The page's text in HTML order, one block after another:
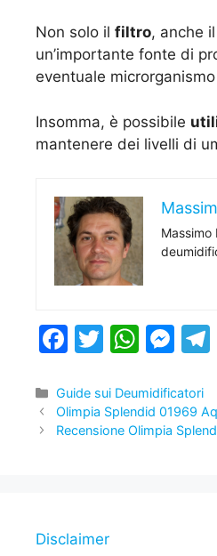
Non solo il filtro, anche il
un’importante fonte di
eventuale
Insomma, è possibile
mantenere dei livelli di
F
c
e
k
T
itt
er
W
at
s
M
s
s
Categorie
Guide sui Deumidificatori
Olimpia Splendid 01969
Recensione Olimpia
Disclaimer